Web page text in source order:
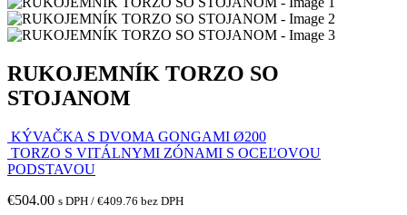
RUKOJEMNÍK TORZO SO
STOJANOM
KÝVAČKA S DVOMA GONGAMI Ø200
TORZO S VITÁLNYMI ZÓNAMI S OCEĽOVOU
PODSTAVOU
€504.00 s DPH / €409.76 bez DPH